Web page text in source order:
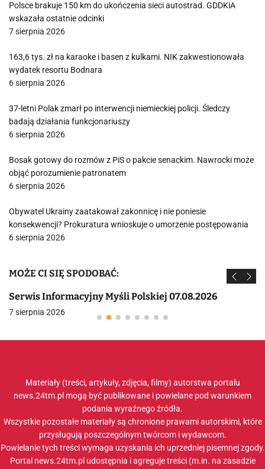
Polsce brakuje 150 km do ukończenia sieci autostrad. GDDKiA
wskazała ostatnie odcinki
7 sierpnia 2026
163,6 tys. zł na karaoke i basen z kulkami. NIK zakwestionowała
wydatek resortu Bodnara
6 sierpnia 2026
37-letni Polak zmarł po interwencji niemieckiej policji. Śledczy
badają działania funkcjonariuszy
6 sierpnia 2026
Bosak gotowy do rozmów z PiS o pakcie senackim. Nawrocki może
objąć porozumienie patronatem
6 sierpnia 2026
Obywatel Ukrainy zaatakował zakonnicę i nie poniesie
konsekwencji? Prokuratura wnioskuje o umorzenie postępowania
6 sierpnia 2026
MOŻE CI SIĘ SPODOBAĆ:
Serwis Informacyjny Myśli Polskiej 07.08.2026
7 sierpnia 2026
Materiały (treści, artykuły, zdjęcia, filmy) autorstwa portalu
news.24tm.pl mogą być publikowane i powielane pod warunkiem
podania wyraźnego źródła.
Wszystkie pozostałe materiały są chronione prawami autorskimi, które
przysługują poszczególnym twórcom i wydawcom.
Powielanie tych treści wymaga uzyskania ich uprzedniej pisemnej zgody.
Portal news.24tm.pl udostępnia i agreguje treści (m.in. na zasadzie